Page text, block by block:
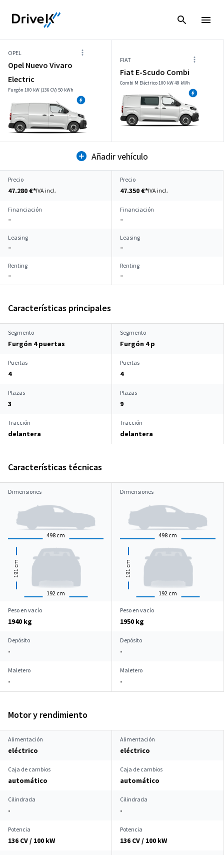
OPEL
Opel Nuevo Vivaro
Electric
Furgón 100 kW (136 CV) 50 kWh
FIAT
Fiat E-Scudo Combi
Combi M Eléctrico 100 kW 49 kWh
Añadir vehículo
Precio
47.280 €*IVA incl.
Precio
47.350 €*IVA incl.
Financiación
–
Financiación
–
Leasing
–
Leasing
–
Renting
–
Renting
–
Características principales
Segmento
Furgón 4 puertas
Segmento
Furgón 4 p
Puertas
4
Puertas
4
Plazas
3
Plazas
9
Tracción
delantera
Tracción
delantera
Características técnicas
Dimensiones
498 cm
192 cm
191
cm
Dimensiones
498 cm
192 cm
191
cm
Peso en vacío
1940 kg
Peso en vacío
1950 kg
Depósito
-
Depósito
-
Maletero
-
Maletero
-
Motor y rendimiento
Alimentación
eléctrico
Alimentación
eléctrico
Caja de cambios
automático
Caja de cambios
automático
Cilindrada
-
Cilindrada
-
Potencia
136 CV / 100 kW
Potencia
136 CV / 100 kW